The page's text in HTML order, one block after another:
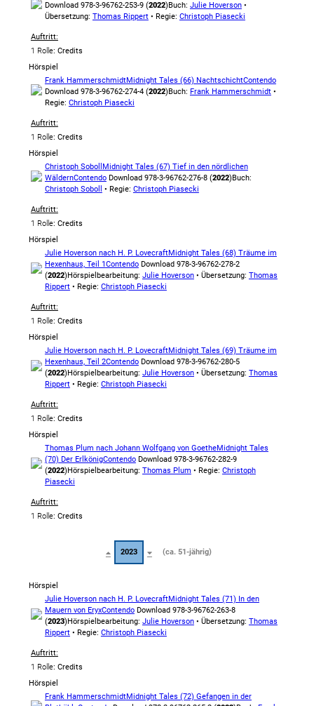
Download 978-3-96762-253-9 (2022)Buch: Julie Hoverson•
Übersetzung: Thomas Rippert• Regie: Christoph Piasecki
Auftritt:
1 Rolle: Credits
Hörspiel
Frank HammerschmidtMidnight Tales (66) NachtschichtContendo
Download 978-3-96762-274-4 (2022)Buch: Frank Hammerschmidt•
Regie: Christoph Piasecki
Auftritt:
1 Rolle: Credits
Hörspiel
Christoph Soboll Midnight Tales (67) Tief in den nördlichen
WäldernContendoDownload 978-3-96762-276-8 (2022)Buch:
Christoph Soboll
• Regie: Christoph Piasecki
Auftritt:
1 Rolle: Credits
Hörspiel
Julie Hoverson nach H. P. LovecraftMidnight Tales (68) Träume im
Hexenhaus, Teil 1ContendoDownload 978-3-96762-278-2
(2022)Hörspielbearbeitung: Julie Hoverson• Übersetzung: Thomas
Rippert• Regie: Christoph Piasecki
Auftritt:
1 Rolle: Credits
Hörspiel
Julie Hoverson nach H. P. LovecraftMidnight Tales (69) Träume im
Hexenhaus, Teil 2ContendoDownload 978-3-96762-280-5
(2022)Hörspielbearbeitung: Julie Hoverson• Übersetzung: Thomas
Rippert• Regie: Christoph Piasecki
Auftritt:
1 Rolle: Credits
Hörspiel
Thomas Plum nach Johann Wolfgang von GoetheMidnight Tales
(70) Der ErlkönigContendoDownload 978-3-96762-282-9
(2022)Hörspielbearbeitung: Thomas Plum • Regie: Christoph
Piasecki
Auftritt:
1 Rolle: Credits
2023 (ca. 51-jährig)
Hörspiel
Julie Hoverson nach H. P. LovecraftMidnight Tales (71) In den
Mauern von EryxContendoDownload 978-3-96762-263-8
(2023)Hörspielbearbeitung: Julie Hoverson• Übersetzung: Thomas
Rippert• Regie: Christoph Piasecki
Auftritt:
1 Rolle: Credits
Hörspiel
Frank HammerschmidtMidnight Tales (72) Gefangen in der